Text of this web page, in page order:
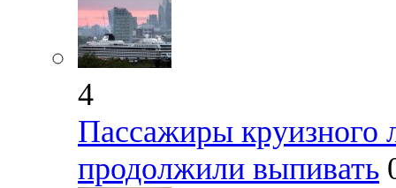
4
Пассажиры круизного
продолжили выпивать